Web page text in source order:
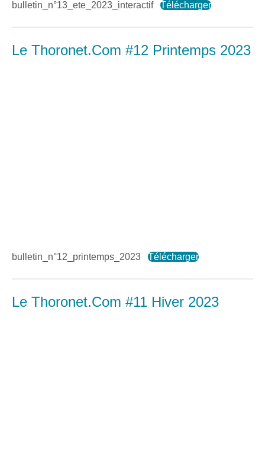
bulletin_n°13_ete_2023_interactif Télécharger
Le Thoronet.Com #12 Printemps 2023
bulletin_n°12_printemps_2023 Télécharger
Le Thoronet.Com #11 Hiver 2023